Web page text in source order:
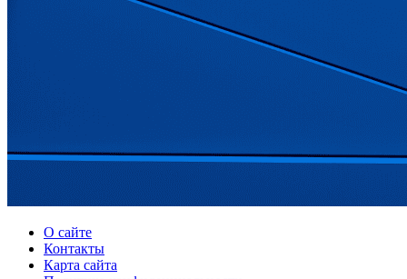
О сайте
Контакты
Карта сайта